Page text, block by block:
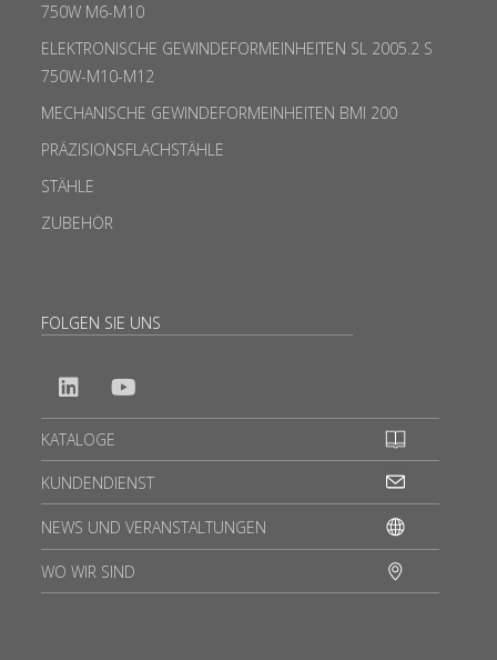
750W M6-M10
ELEKTRONISCHE GEWINDEFORMEINHEITEN SL 2005.2 S
750W-M10-M12
MECHANISCHE GEWINDEFORMEINHEITEN BMI 200
PRÄZISIONSFLACHSTÄHLE
STÄHLE
ZUBEHÖR
FOLGEN SIE UNS
KATALOGE
KUNDENDIENST
NEWS UND VERANSTALTUNGEN
WO WIR SIND